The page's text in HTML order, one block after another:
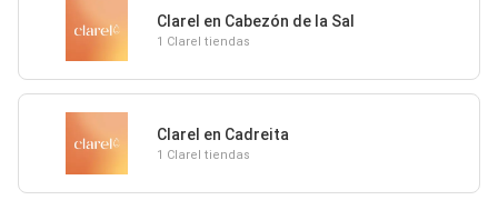
Clarel en Cabezón de la Sal
1 Clarel tiendas
Clarel en Cadreita
1 Clarel tiendas